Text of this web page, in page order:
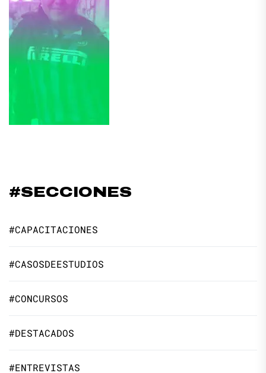
#SECCIONES
#CAPACITACIONES
#CASOSDEESTUDIOS
#CONCURSOS
#DESTACADOS
#ENTREVISTAS